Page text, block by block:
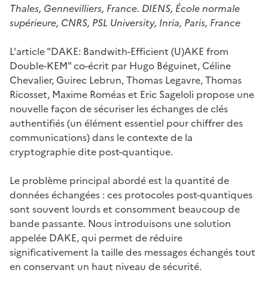
Thales, Gennevilliers, France. DIENS, École normale
supérieure, CNRS, PSL University, Inria, Paris, France
L'article "DAKE: Bandwith-Efficient (U)AKE from
Double-KEM" co-écrit par Hugo Béguinet, Céline
Chevalier, Guirec Lebrun, Thomas Legavre, Thomas
Ricosset, Maxime Roméas et Eric Sageloli propose une
nouvelle façon de sécuriser les échanges de clés
authentifiés (un élément essentiel pour chiffrer des
communications) dans le contexte de la
cryptographie dite post-quantique.
Le problème principal abordé est la quantité de
données échangées : ces protocoles post-quantiques
sont souvent lourds et consomment beaucoup de
bande passante. Nous introduisons une solution
appelée DAKE, qui permet de réduire
significativement la taille des messages échangés tout
en conservant un haut niveau de sécurité.